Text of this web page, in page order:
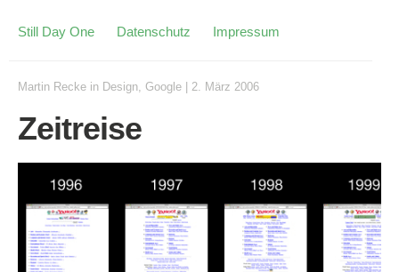
Still Day One Datenschutz Impressum
Martin Recke in Design, Google 2. März 2006
Zeitreise